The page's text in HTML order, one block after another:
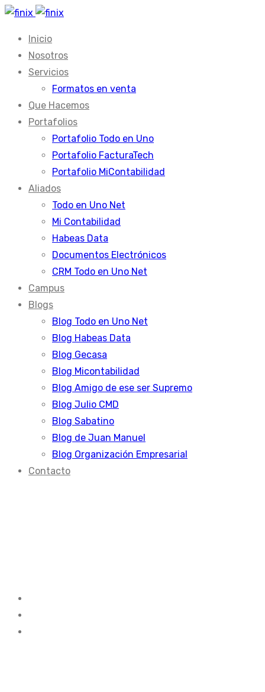
Inicio
Nosotros
Servicios
Formatos en venta
Que Hacemos
Portafolios
Portafolio Todo en Uno
Portafolio FacturaTech
Portafolio MiContabilidad
Aliados
Todo en Uno Net
Mi Contabilidad
Habeas Data
Documentos Electrónicos
CRM Todo en Uno Net
Campus
Blogs
Blog Todo en Uno Net
Blog Habeas Data
Blog Gecasa
Blog Micontabilidad
Blog Amigo de ese ser Supremo
Blog Julio CMD
Blog Sabatino
Blog de Juan Manuel
Blog Organización Empresarial
Contacto